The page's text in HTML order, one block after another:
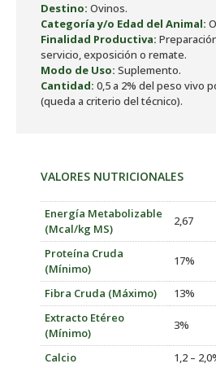
Destino: Ovinos.
Categoría y/o Edad del Animal:
Finalidad Productiva:
servicio, exposición o remate.
Modo de Uso: Suplemento.
Cantidad: 0,5 a 2% del peso vivo
(queda a criterio del técnico).
VALORES NUTRICIONALES
Energía Metabolizable
(Mcal/kg MS)
2,67
Proteína Cruda
(Mínimo)
17%
Fibra Cruda (Máximo)
13%
Extracto Etéreo
(Mínimo)
3%
Calcio
1,2 –